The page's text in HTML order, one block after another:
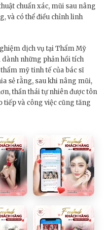
chuẩn xác, mũi sau nâng
và có thể điều chỉnh linh
dịch vụ tại Thẩm Mỹ
dành những phản hồi tích
mỹ tinh tế của bác sĩ
sẻ rằng, sau khi nâng mũi,
thần thái tự nhiên được tôn
và công việc cũng tăng